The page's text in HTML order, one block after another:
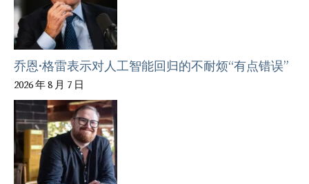
乔恩·格雷表示对人工智能回归的不耐烦“有点错误”
2026 年 8 月 7 日